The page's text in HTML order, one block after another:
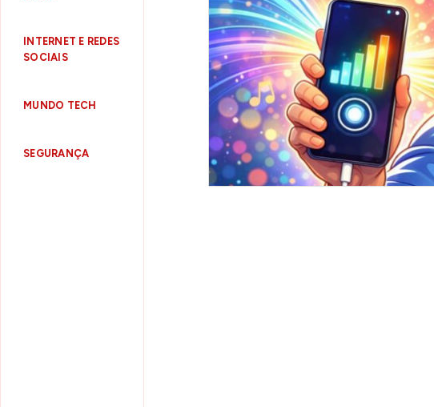
INTERNET E REDES
SOCIAIS
MUNDO TECH
SEGURANÇA